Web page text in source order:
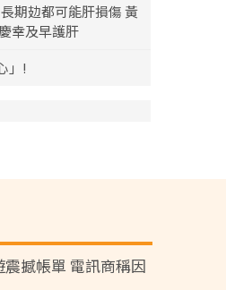
期攰都可能肝損傷 黃
幸及早護肝
」!
撼帳單 電訊商稱因